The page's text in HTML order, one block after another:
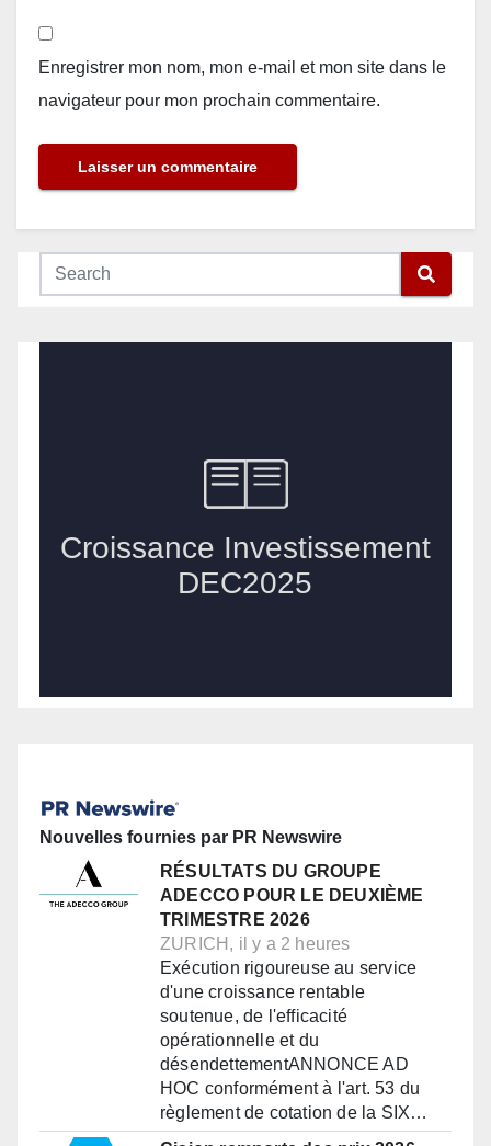
Enregistrer mon nom, mon e-mail et mon site dans le
navigateur pour mon prochain commentaire.
Nouvelles fournies par PR Newswire
RÉSULTATS DU GROUPE
ADECCO POUR LE DEUXIÈME
TRIMESTRE 2026
ZURICH, il y a 2 heures
Exécution rigoureuse au service
d'une croissance rentable
soutenue, de l'efficacité
opérationnelle et du
désendettementANNONCE AD
HOC conformément à l'art. 53 du
règlement de cotation de la SIX…